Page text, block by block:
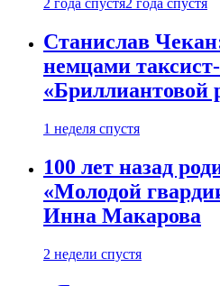
2 года спустя2 года спустя
Станислав
немцами
«Бриллиантовой
1 неделя спустя
100 лет назад
«Молодой
Инна Макарова
2 недели спустя